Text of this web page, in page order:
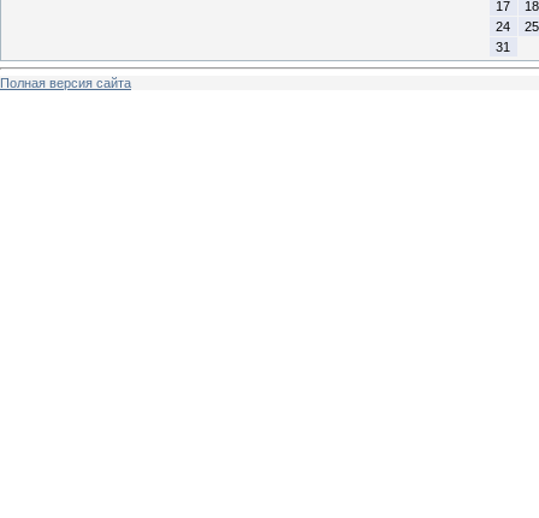
17
18
24
25
31
Полная версия сайта